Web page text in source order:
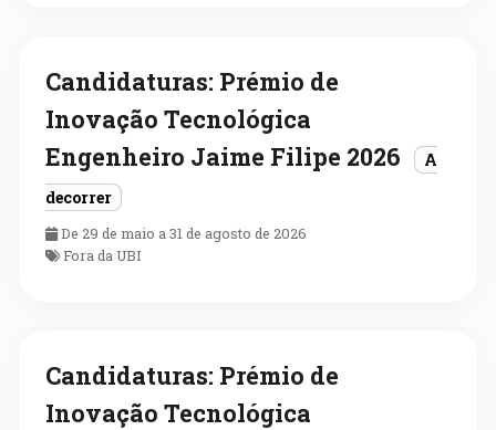
Candidaturas: Prémio de
Inovação Tecnológica
Engenheiro Jaime Filipe 2026
A
decorrer
De 29 de maio a 31 de agosto de 2026
Fora da UBI
Candidaturas: Prémio de
Inovação Tecnológica